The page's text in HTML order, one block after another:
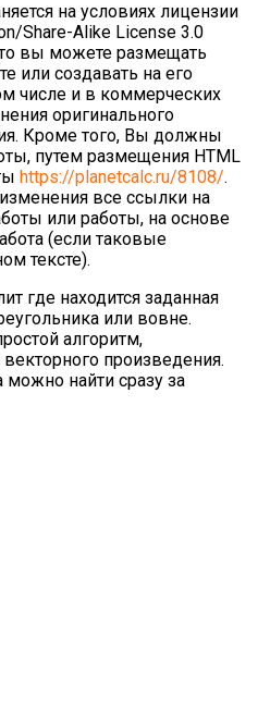
на условиях лицензии
Share-Alike License 3.0
вы можете размещать
или создавать на его
числе и в коммерческих
оригинального
Кроме того, Вы должны
путем размещения HTML
https://planetcalc.ru/8108/.
все ссылки на
или работы, на основе
(если таковые
тексте).
где находится заданная
или вовне.
алгоритм,
произведения.
можно найти сразу за